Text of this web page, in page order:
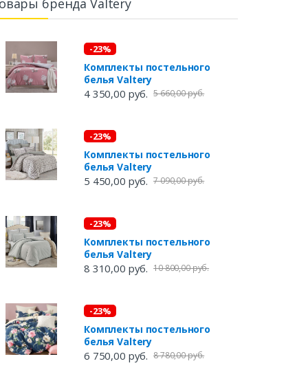
-23%
Комплекты постельного
белья Valtery
4 350,00 руб. 5 660,00 руб.
-23%
Комплекты постельного
белья Valtery
5 450,00 руб. 7 090,00 руб.
-23%
Комплекты постельного
белья Valtery
8 310,00 руб. 10 800,00 руб.
-23%
Комплекты постельного
белья Valtery
6 750,00 руб. 8 780,00 руб.